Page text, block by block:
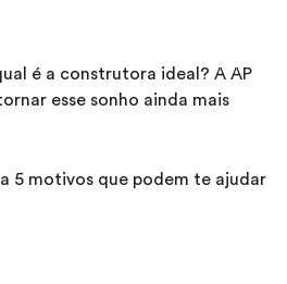
é a construtora ideal? A AP
esse sonho ainda mais
5 motivos que podem te ajudar